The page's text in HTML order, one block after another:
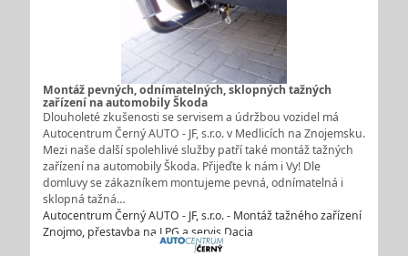
Montáž pevných, odnímatelných, sklopných tažných
zařízení na automobily Škoda
Dlouholeté zkušenosti se servisem a údržbou vozidel má
Autocentrum Černý AUTO - JF, s.r.o. v Medlicích na Znojemsku.
Mezi naše další spolehlivé služby patří také montáž tažných
zařízení na automobily Škoda. Přijeďte k nám i Vy! Dle
domluvy se zákazníkem montujeme pevná, odnímatelná i
sklopná tažná…
Autocentrum Černý AUTO - JF, s.r.o. - Montáž tažného zařízení
Znojmo, přestavba na LPG a servis Dacia